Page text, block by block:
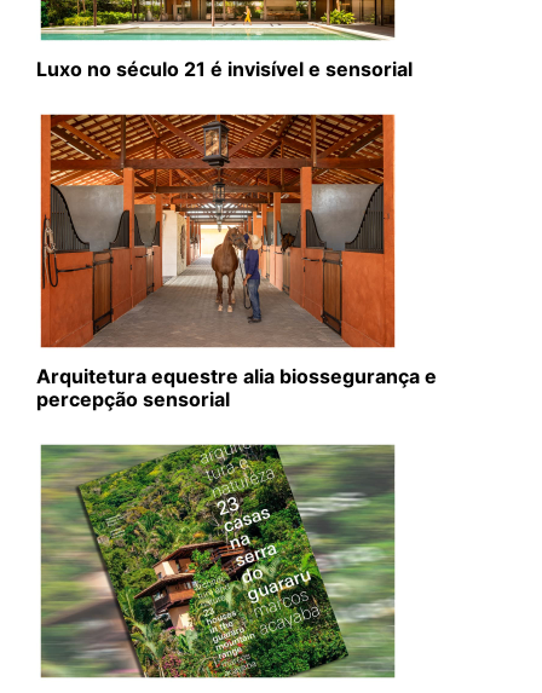
Luxo no século 21 é invisível e sensorial
Arquitetura equestre alia biossegurança e
percepção sensorial